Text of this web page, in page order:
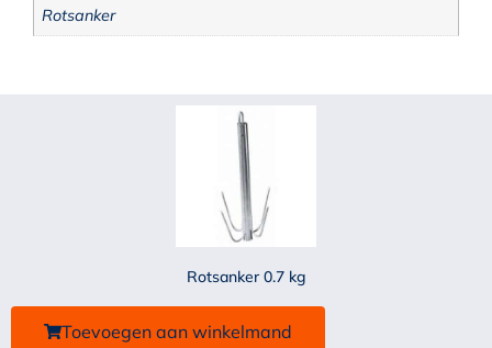
Rotsanker
Rotsanker 0.7 kg
Toevoegen aan winkelmand